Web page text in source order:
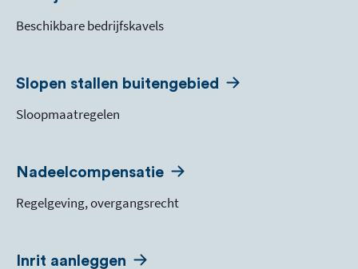
Beschikbare bedrijfskavels
Slopen stallen buitengebied
Sloopmaatregelen
Nadeelcompensatie
Regelgeving, overgangsrecht
Inrit aanleggen